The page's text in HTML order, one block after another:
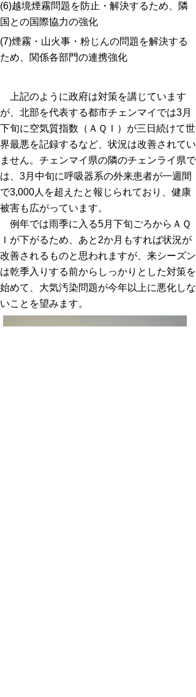
(6)越境煙霧問題を防止・解決するため、隣
国との国際協力の強化
(7)煙霧・山火事・粉じんの問題を解決する
ため、関係各部門の連携強化
上記のように政府は対策を講じています
が、北部を代表する都市チェンマイでは3月
下旬に空気質指数（ＡＱＩ）が三日続けて世
界最悪を記録するなど、状況は改善されてい
ません。チェンマイ県の隣のチェンライ県で
は、3月中旬に呼吸器系の外来患者が一週間
で3,000人を超えたと報じられており、健康
被害も広がっています。
例年では雨季に入る5月下旬ごろからＡＱ
Ｉが下がるため、あと2か月もすれば状況が
改善されるものと思われますが、来シーズン
は乾季入りする前からしっかりとした対策を
始めて、大気汚染問題が今年以上に悪化しな
いことを望みます。